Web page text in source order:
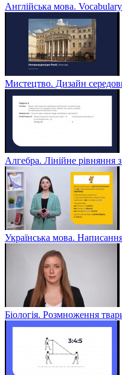
Англійська мова.
Мистецтво. Дизайн
Алгебра. Лінійне рівняння
Українська мова.
Біологія. Розмноження